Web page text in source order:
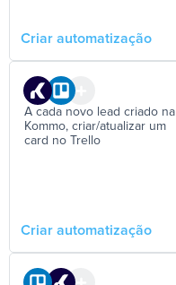
Criar automatização
A cada novo lead criado na
Kommo, criar/atualizar um
card no Trello
Criar automatização